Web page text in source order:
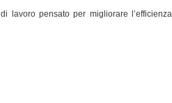
pensato per migliorare